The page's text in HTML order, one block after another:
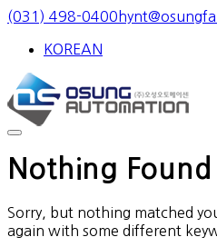
Skip
content
(031) 498-0400
KOREAN
Nothing Found
Sorry, but nothing matched
again with some different